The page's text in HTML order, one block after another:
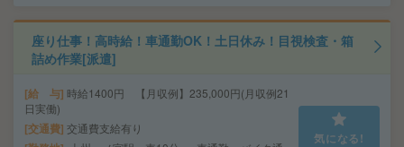
座り仕事！高時給！車通勤OK！土日休み！目視検査・箱
詰め作業[派遣]
給 与 時給1400円 【月収例】235,000円(月収例21
日実働)
交通費 交通費支給有り
気になる!